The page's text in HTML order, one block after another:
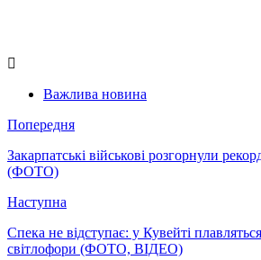
Важлива новина
Попередня
Закарпатські військові розгорнули
(ФОТО)
Наступна
Спека не відступає: у Кувейті
світлофори (ФОТО, ВІДЕО)